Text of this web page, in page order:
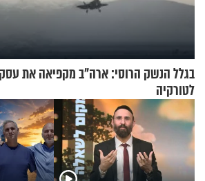
בגלל הנשק הרוסי: ארה"ב מקפיאה את
לטורקיה